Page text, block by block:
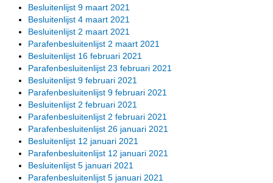
Besluitenlijst 9 maart 2021
Besluitenlijst 4 maart 2021
Besluitenlijst 2 maart 2021
Parafenbesluitenlijst 2 maart 2021
Besluitenlijst 16 februari 2021
Parafenbesluitenlijst 23 februari 2021
Besluitenlijst 9 februari 2021
Parafenbesluitenlijst 9 februari 2021
Besluitenlijst 2 februari 2021
Parafenbesluitenlijst 2 februari 2021
Parafenbesluitenlijst 26 januari 2021
Besluitenlijst 12 januari 2021
Parafenbesluitenlijst 12 januari 2021
Besluitenlijst 5 januari 2021
Parafenbesluitenlijst 5 januari 2021